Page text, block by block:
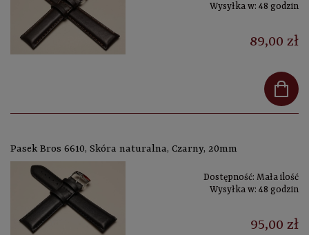
Wysyłka w: 48 godzin
89,00 zł
Pasek Bros 6610, Skóra naturalna, Czarny, 20mm
Dostępność: Mała ilość
Wysyłka w: 48 godzin
95,00 zł